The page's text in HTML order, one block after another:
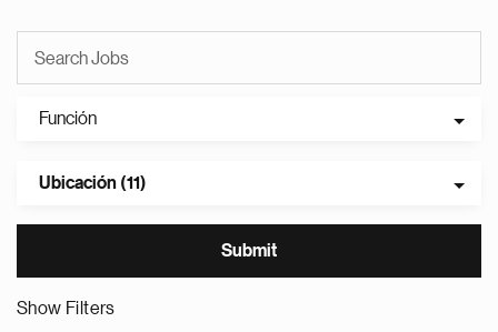
Función
Ubicación (11)
Show Filters